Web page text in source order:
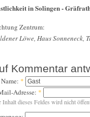
in Solingen -
Zentrum:
Löwe, Haus Sonneneck,
Kommentar
*
Adresse: *
Inhalt dieses Feldes wird nicht